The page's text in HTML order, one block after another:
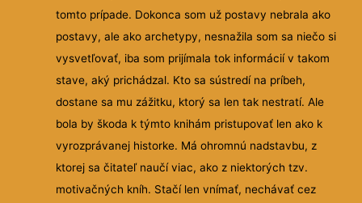
tomto prípade. Dokonca som už postavy nebrala ako
postavy, ale ako archetypy, nesnažila som sa niečo si
vysvetľovať, iba som prijímala tok informácií v takom
stave, aký prichádzal. Kto sa sústredí na príbeh,
dostane sa mu zážitku, ktorý sa len tak nestratí. Ale
bola by škoda k týmto knihám pristupovať len ako k
vyrozprávanej historke. Má ohromnú nadstavbu, z
ktorej sa čitateľ naučí viac, ako z niektorých tzv.
motivačných kníh. Stačí len vnímať, nechávať cez